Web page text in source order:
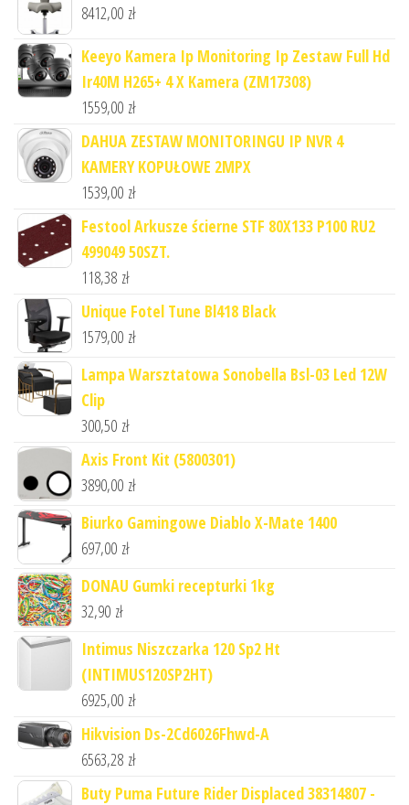
8412,00 zł
Keeyo Kamera Ip Monitoring Ip Zestaw Full Hd
Ir40M H265+ 4 X Kamera (ZM17308)
1559,00 zł
DAHUA ZESTAW MONITORINGU IP NVR 4
KAMERY KOPUŁOWE 2MPX
1539,00 zł
Festool Arkusze ścierne STF 80X133 P100 RU2
499049 50SZT.
118,38 zł
Unique Fotel Tune Bl418 Black
1579,00 zł
Lampa Warsztatowa Sonobella Bsl-03 Led 12W
Clip
300,50 zł
Axis Front Kit (5800301)
3890,00 zł
Biurko Gamingowe Diablo X-Mate 1400
697,00 zł
DONAU Gumki recepturki 1kg
32,90 zł
Intimus Niszczarka 120 Sp2 Ht
(INTIMUS120SP2HT)
6925,00 zł
Hikvision Ds-2Cd6026Fhwd-A
6563,28 zł
Buty Puma Future Rider Displaced 38314807 -